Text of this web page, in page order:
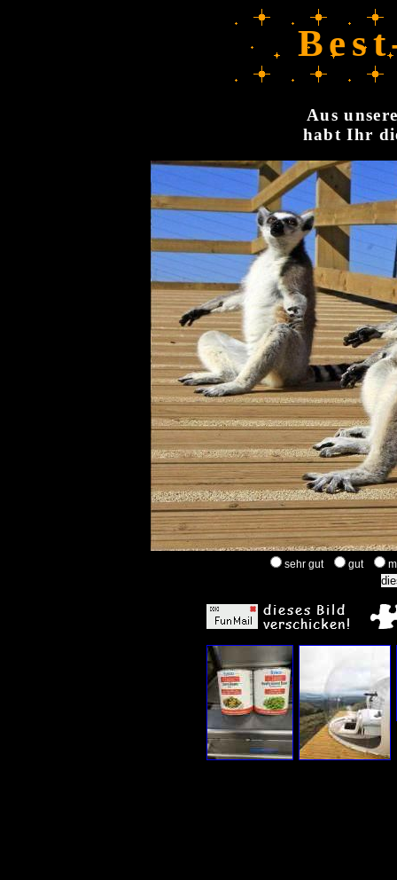
Aus
habt Ihr
sehr gut gut